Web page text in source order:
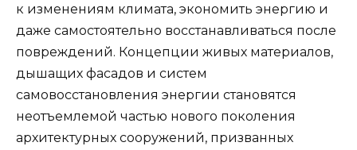
к изменениям климата, экономить энергию и
даже самостоятельно восстанавливаться после
повреждений. Концепции живых материалов,
дышащих фасадов и систем
самовосстановления энергии становятся
неотъемлемой частью нового поколения
архитектурных сооружений, призванных